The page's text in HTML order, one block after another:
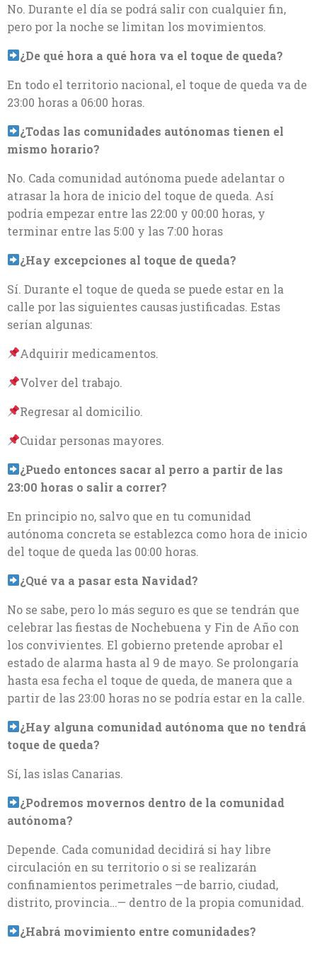
No. Durante el día se podrá salir con cualquier fin,
pero por la noche se limitan los movimientos.
¿De qué hora a qué hora va el toque de queda?
En todo el territorio nacional, el toque de queda va de
23:00 horas a 06:00 horas.
¿Todas las comunidades autónomas tienen el
mismo horario?
No. Cada comunidad autónoma puede adelantar o
atrasar la hora de inicio del toque de queda. Así
podría empezar entre las 22:00 y 00:00 horas, y
terminar entre las 5:00 y las 7:00 horas
¿Hay excepciones al toque de queda?
Sí. Durante el toque de queda se puede estar en la
calle por las siguientes causas justificadas. Estas
serían algunas:
Adquirir medicamentos.
Volver del trabajo.
Regresar al domicilio.
Cuidar personas mayores.
¿Puedo entonces sacar al perro a partir de las
23:00 horas o salir a correr?
En principio no, salvo que en tu comunidad
autónoma concreta se establezca como hora de inicio
del toque de queda las 00:00 horas.
¿Qué va a pasar esta Navidad?
No se sabe, pero lo más seguro es que se tendrán que
celebrar las fiestas de Nochebuena y Fin de Año con
los convivientes. El gobierno pretende aprobar el
estado de alarma hasta al 9 de mayo. Se prolongaría
hasta esa fecha el toque de queda, de manera que a
partir de las 23:00 horas no se podría estar en la calle.
¿Hay alguna comunidad autónoma que no tendrá
toque de queda?
Sí, las islas Canarias.
¿Podremos movernos dentro de la comunidad
autónoma?
Depende. Cada comunidad decidirá si hay libre
circulación en su territorio o si se realizarán
confinamientos perimetrales —de barrio, ciudad,
distrito, provincia…— dentro de la propia comunidad.
¿Habrá movimiento entre comunidades?